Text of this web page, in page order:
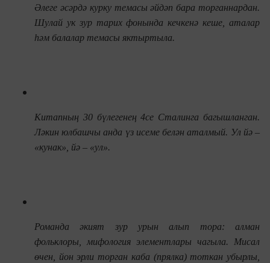
Әлеге әсәрдә курку темасы әйдәп бара торганнардан.
Шулай ук зур тарих фонында кечкенә кеше, аталар
һәм балалар темасы яктыртыла.
Китапның 30 бүлегенең 4се Сталинга багышланган.
Ләкин юлбашчы анда үз исеме белән аталмый. Ул йә –
«кунак», йә – «ул».
Романда әкият зур урын алып тора: алман
фольклоры, мифология элементлары чагыла. Мисал
өчен, йон эрли торган каба (прялка) тоткан убырлы,